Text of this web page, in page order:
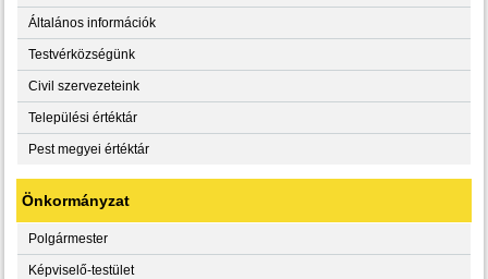
Általános információk
Testvérközségünk
Civil szervezeteink
Települési értéktár
Pest megyei értéktár
Önkormányzat
Polgármester
Képviselő-testület